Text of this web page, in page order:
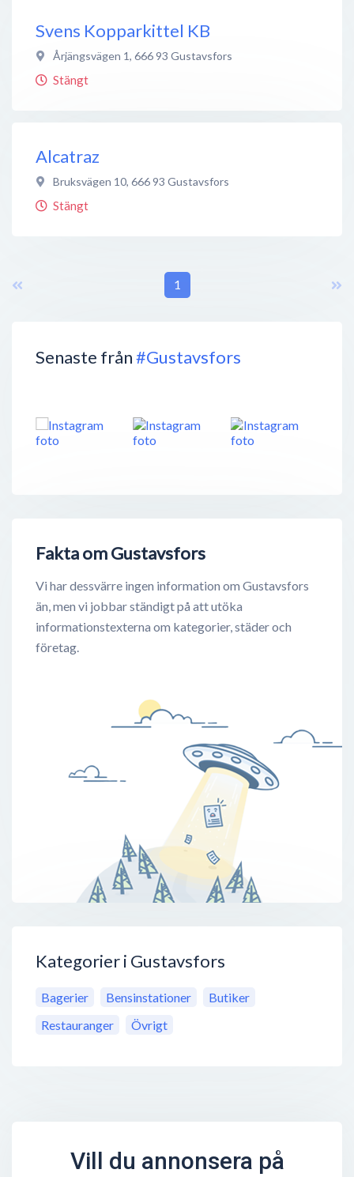
Senaste från#Gustavsfors
Fakta om Gustavsfors
Vi har dessvärre ingen information om Gustavsfors
än, men vi jobbar ständigt på att utöka
informationstexterna om kategorier, städer och
företag.
Kategorier i Gustavsfors
Bagerier Bensinstationer
Butiker
Restauranger
Övrigt
Svens Kopparkittel KB
Årjängsvägen 1, 666 93 Gustavsfors
Stängt
Alcatraz
Bruksvägen 10, 666 93 Gustavsfors
Stängt
1
Vill du annonsera på